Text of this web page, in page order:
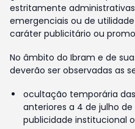
estritamente
emergenciais ou de
caráter publicitário ou
No âmbito do Ibram e de
deverão ser observadas as
ocultação temporária
anteriores a 4 de julho
publicidade institucional